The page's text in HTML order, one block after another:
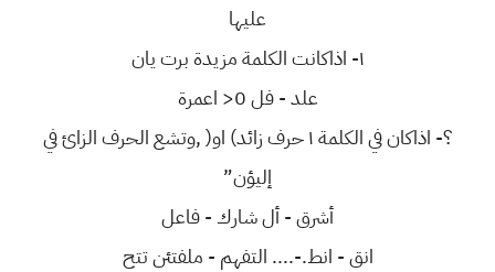
عليها
١- اذاكانت الكلمة مزيدة برت يان
علد - فل 0< اعمرة
؟- اذاكان في الكلمة ١ حرف زائد) او( ,وتشع الحرف الزائ في
إليؤن”
أشرق - أل شارك - فاعل
انق - انط.-.... التفهم - ملفتئن تتح